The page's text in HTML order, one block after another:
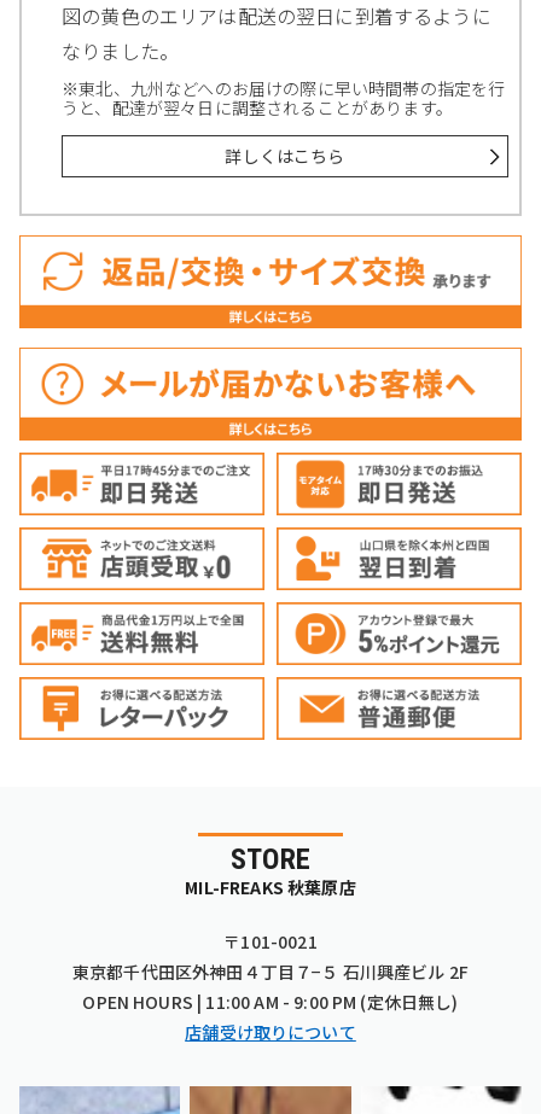
図の黄色のエリアは配送の翌日に到着するように
なりました。
※東北、九州などへのお届けの際に早い時間帯の指定を行
うと、配達が翌々日に調整されることがあります。
詳しくはこちら
STORE
MIL-FREAKS 秋葉原店
〒101-0021
東京都千代田区外神田４丁目７−５ 石川興産ビル 2F
OPEN HOURS | 11:00 AM - 9:00 PM (定休日無し)
店舗受け取りについて